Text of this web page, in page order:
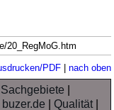
20_RegMoG.htm
PDF| nach oben
Sachgebiete
|Qualität|